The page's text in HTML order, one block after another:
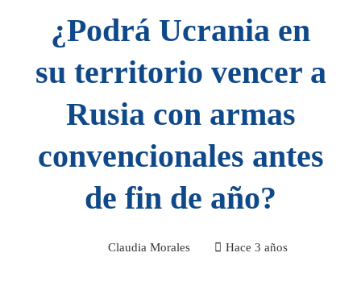
¿Podrá Ucrania en
su territorio vencer a
Rusia con armas
convencionales antes
de fin de año?
Claudia Morales Hace 3 años